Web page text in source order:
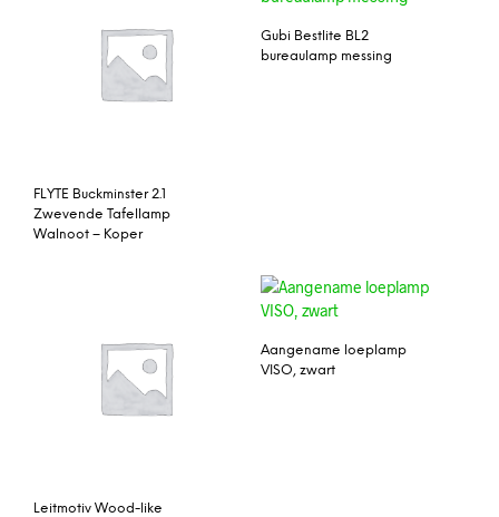
FLYTE Buckminster 2.1
Zwevende Tafellamp
Walnoot – Koper
Gubi Bestlite BL2
bureaulamp messing
Leitmotiv Wood-like
Aangename loeplamp
VISO, zwart